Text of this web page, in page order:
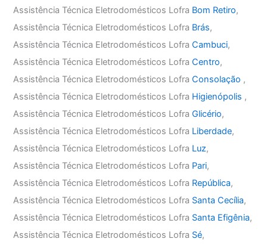
Assistência Técnica Eletrodomésticos Lofra Bom Retiro,
Assistência Técnica Eletrodomésticos Lofra Brás,
Assistência Técnica Eletrodomésticos LofraCambuci,
Assistência Técnica Eletrodomésticos LofraCentro,
Assistência Técnica Eletrodomésticos LofraConsolação ,
Assistência Técnica Eletrodomésticos Lofra Higienópolis ,
Assistência Técnica Eletrodomésticos LofraGlicério,
Assistência Técnica Eletrodomésticos Lofra Liberdade,
Assistência Técnica Eletrodomésticos Lofra Luz,
Assistência Técnica Eletrodomésticos Lofra Pari,
Assistência Técnica Eletrodomésticos Lofra República,
Assistência Técnica Eletrodomésticos Lofra Santa Cecília,
Assistência Técnica Eletrodomésticos Lofra Santa Efigênia,
Assistência Técnica Eletrodomésticos Lofra Sé,